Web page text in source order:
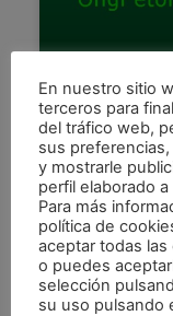
Osasuna
Andrés
nuevo
próximas tres
incorpora a
En nuestro sitio
terceros para
del tráfico web,
sus
y mostrarle
perfil elaborado
Para más
política de
aceptar todas las
o puedes
selección
su uso pulsando